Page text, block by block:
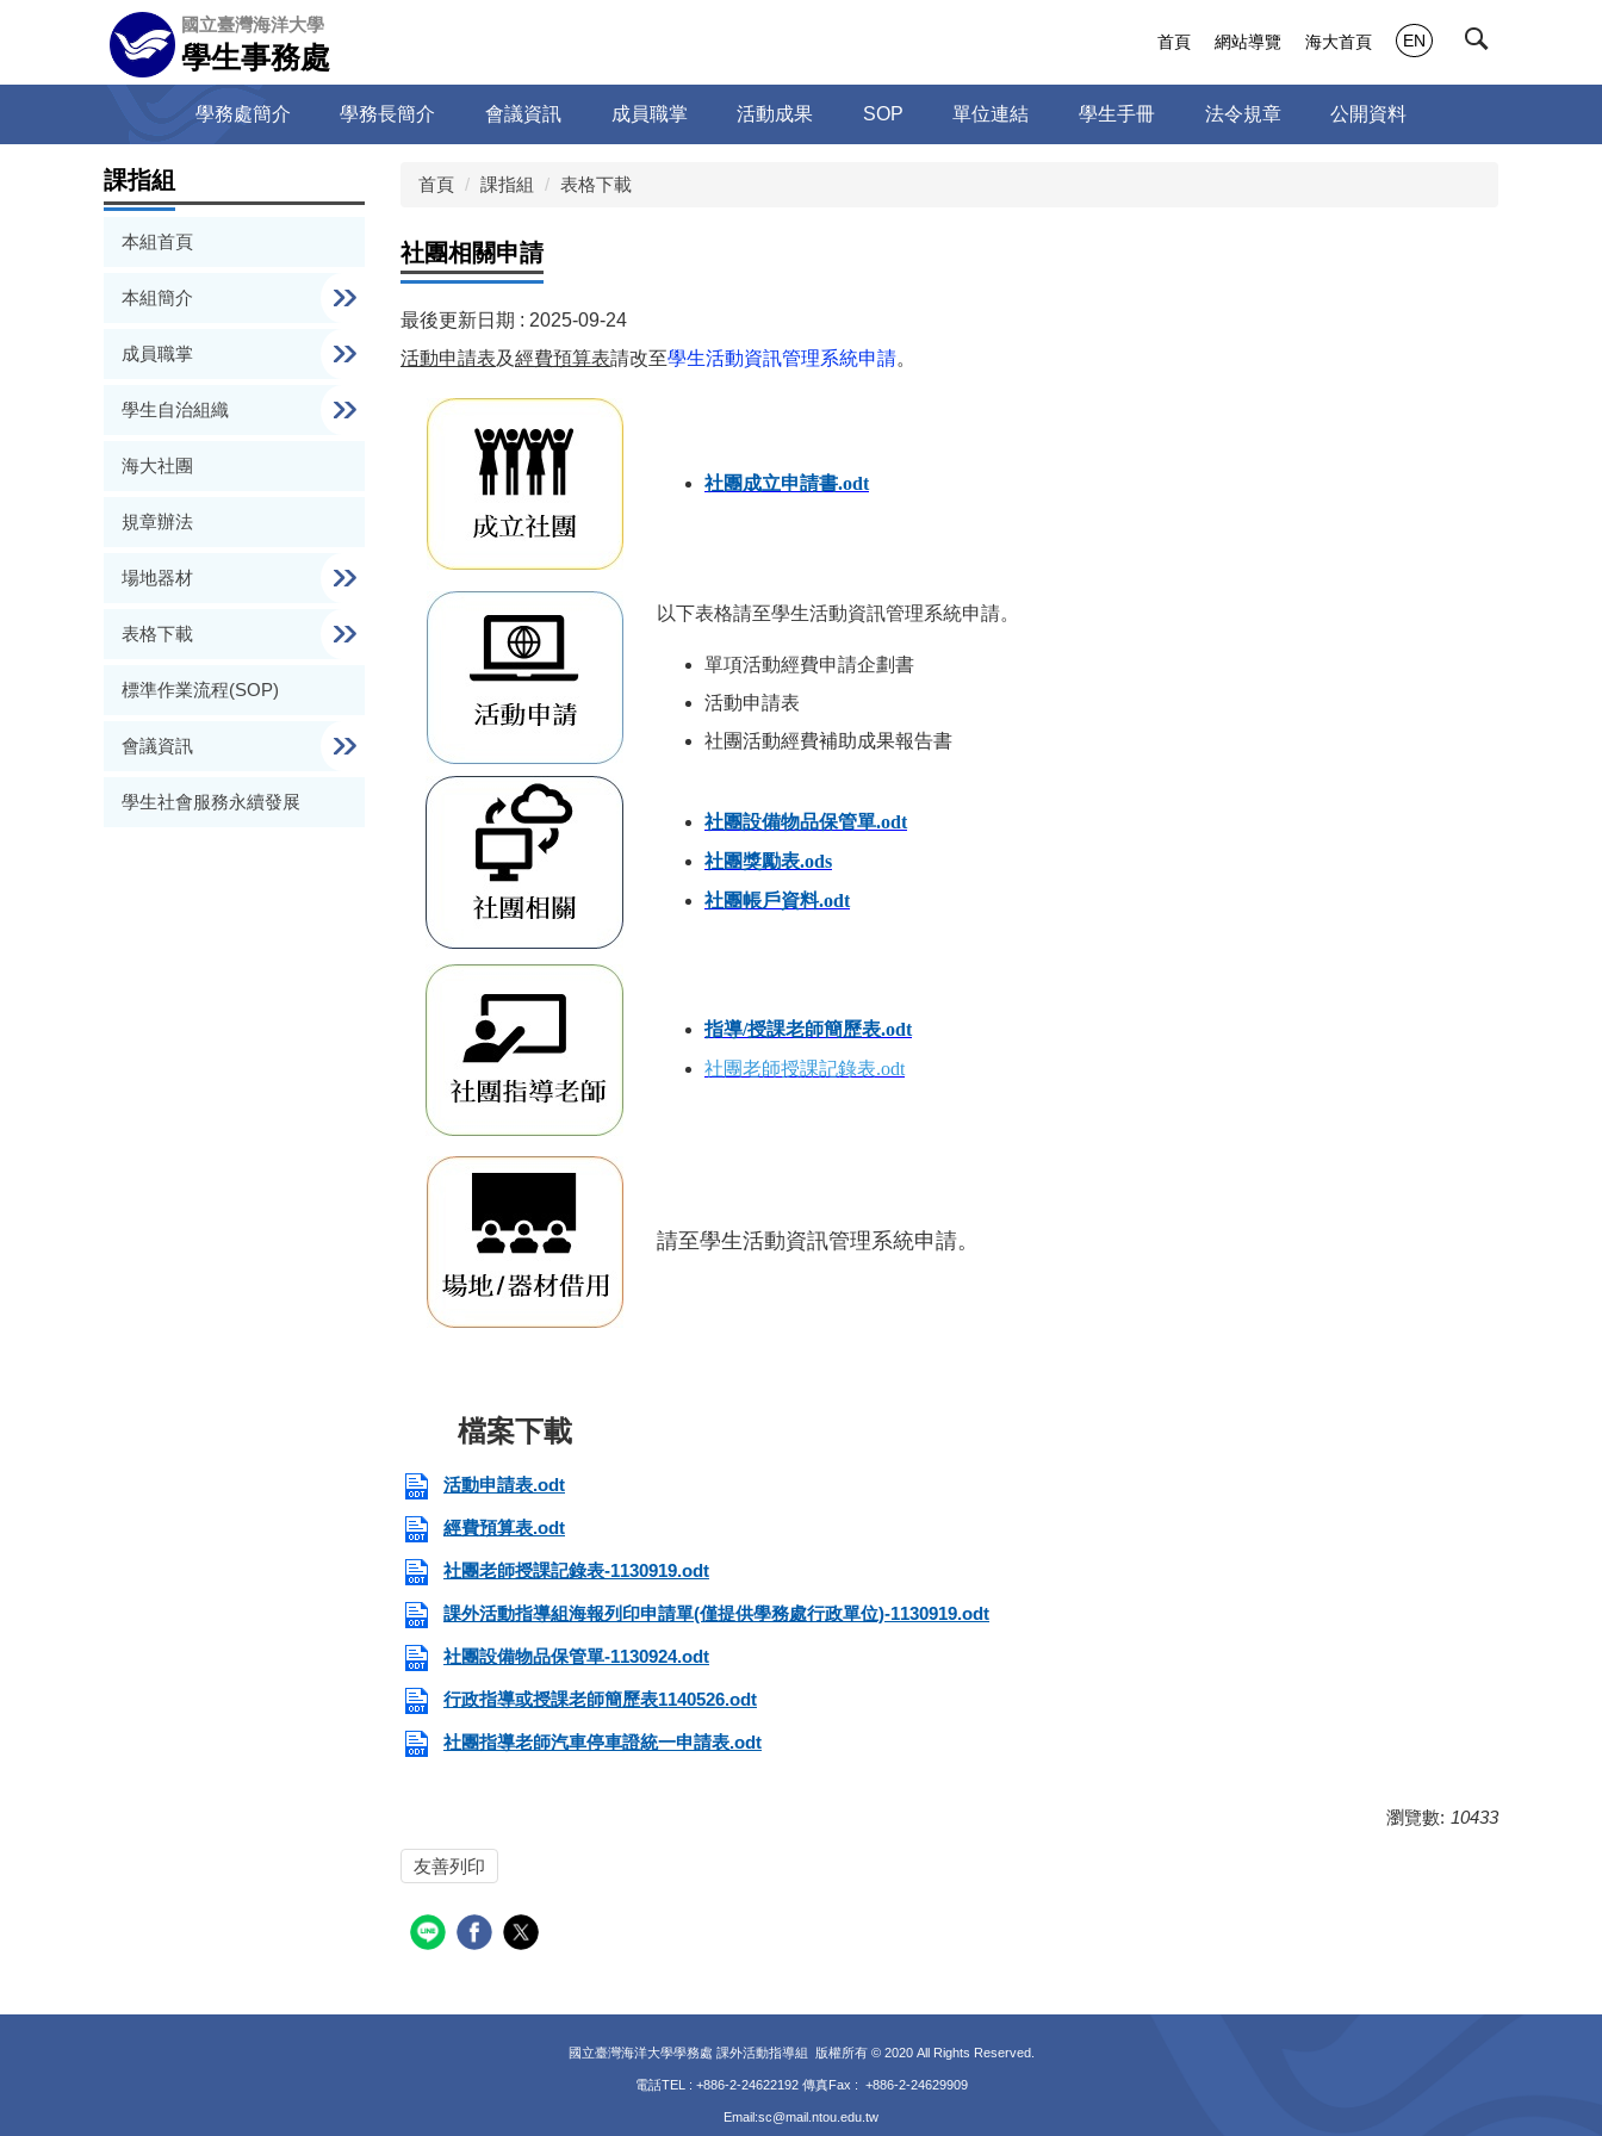
容
國立臺灣海洋大學
學生事務處
學務處簡介 學務長簡介 會議資訊 成員職掌 活動成果 SOP 單位連結 學生手冊 法令規章 公開資料
首頁 網站導覽 海大首頁 EN
課指組
本組首頁
本組簡介
成員職掌
學生自治組織
海大社團
規章辦法
場地器材
表格下載
標準作業流程(SOP)
會議資訊
學生社會服務永續發展
首頁 課指組 表格下載
社團相關申請
最後更新日期 : 2025-09-24
活動申請表及經費預算表請改至學生活動資訊管理系統申請。
社團成立申請書.odt
以下表格請至學生活動資訊管理系統申請。
單項活動經費申請企劃書
活動申請表
社團活動經費補助成果報告書
社團設備物品保管單.odt
社團獎勵表.ods
社團帳戶資料.odt
指導/授課老師簡歷表.odt
社團老師授課記錄表.odt
請至學生活動資訊管理系統申請。
活動申請表.odt
經費預算表.odt
社團老師授課記錄表-1130919.odt
課外活動指導組海報列印申請單(僅提供學務處行政單位)-1130919.odt
社團設備物品保管單-1130924.odt
行政指導或授課老師簡歷表1140526.odt
社團指導老師汽車停車證統一申請表.odt
瀏覽數: 10433
友善列印
國立臺灣海洋大學學務處 課外活動指導組 版權所有 © 2020 All Rights Reserved.
電話TEL : +886-2-24622192 傳真Fax : +886-2-24629909
Email:sc@mail.ntou.edu.tw